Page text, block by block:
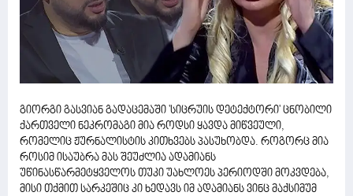
გიორგი გასვიან გადაცემაში 'სიცრუის დეტექტორი' ცნობილი
ქართველი ნეკრომაგი მია როდსი ყავდა მიწვეული,
რომელიც ჟურნალისტის კითხვებს პასუხობდა. როგორც მია
როსიმ ისაუბრა მას შეუძლია ადამიანს
უწინასწარმეტყველოს თუკი უახლოეს პერიოდში მოკვდება,
მისი თქმით სარკეშიც კი ხედავს იმ ადამიანს ვინც მაქსიმუმ